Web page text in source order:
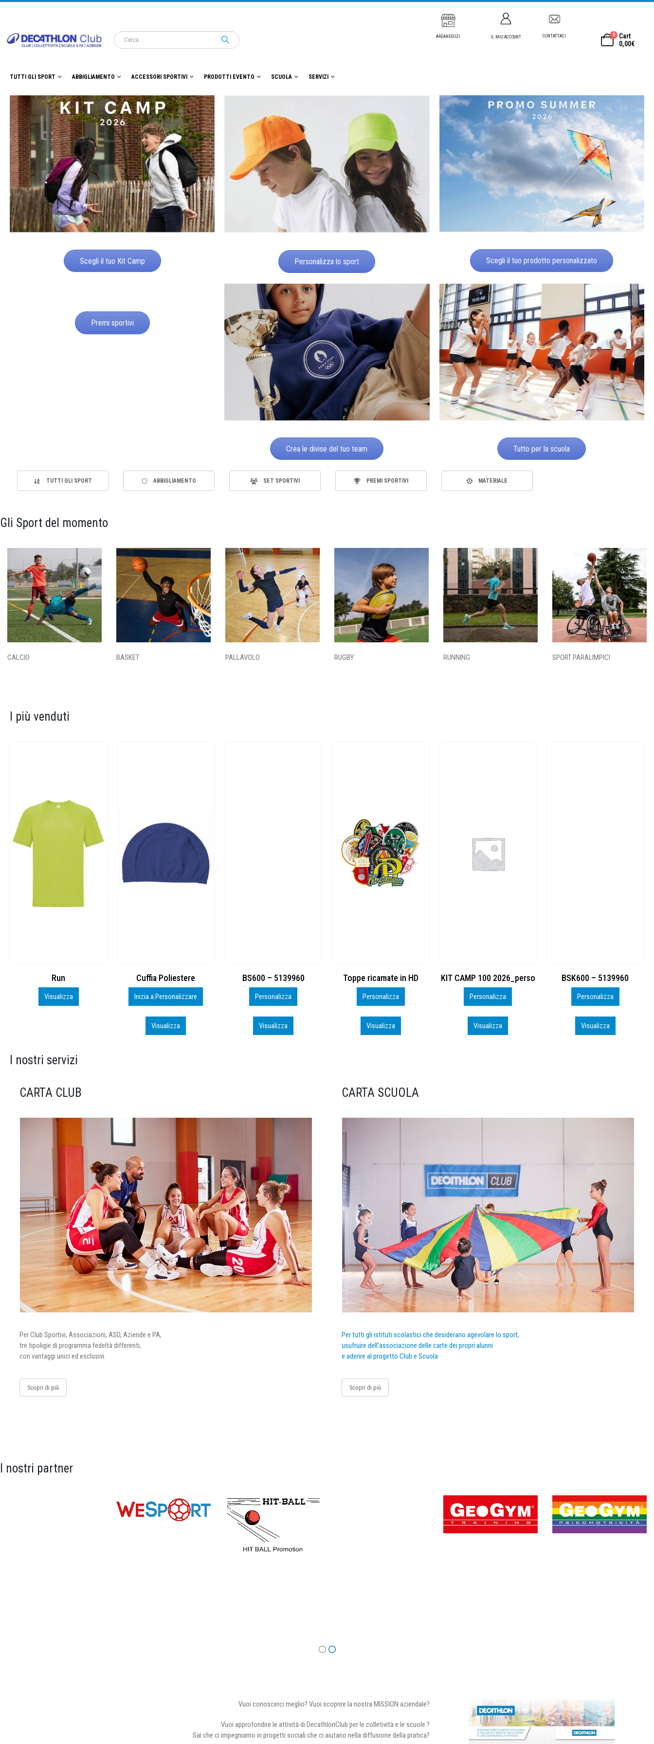
AREANEGOZI IL MIO ACCOUNT CONTATTACI 0
Cart
0,00€
TUTTI GLI SPORT ABBIGLIAMENTO ACCESSORI SPORTIVI PRODOTTI EVENTO SCUOLA SERVIZI
Scegli il tuo Kit Camp Personalizza lo sport Scegli il tuo prodotto personalizzato
Premi sportivi
Crea le divise del tuo team Tutto per la scuola
TUTTI GLI SPORT ABBIGLIAMENTO SET SPORTIVI PREMI SPORTIVI MATERIALE
Gli Sport del momento
CALCIO BASKET PALLAVOLO RUGBY RUNNING SPORT PARALIMPICI
I più venduti
Cuffia Poliestere
Inizia a Personalizzare
BS600 – 5139960
Personalizza
Visualizza
Toppe ricamate in HD
Personalizza
Visualizza
KIT CAMP 100 2026_perso
Personalizza
Visualizza
BSK600 – 5139960
Personalizza
Visualizza
DTF
Personalizza
Visualizza
I nostri servizi
CARTA CLUB
Per Club Sportivi, Associazioni, ASD, Aziende e PA,
tre tipoligie di programma fedeltà differenti,
con vantaggi unici ed esclusivi.
Scopri di più
CARTA SCUOLA
Per tutti gli istituti scolastici che desiderano agevolare lo sport,
usufruire dell’associazione delle carte dei propri alunni
e aderire al progetto Club e Scuola
Scopri di più
I nostri partner
Vuoi conoscerci meglio? Vuoi scoprire la nostra MISSION aziendale?
Vuoi approfondire le attività di DecathlonClub per le colletività e le scuole ?
Sai che ci impegniamo in progetti sociali che ci aiutano nella diffusione della pratica?